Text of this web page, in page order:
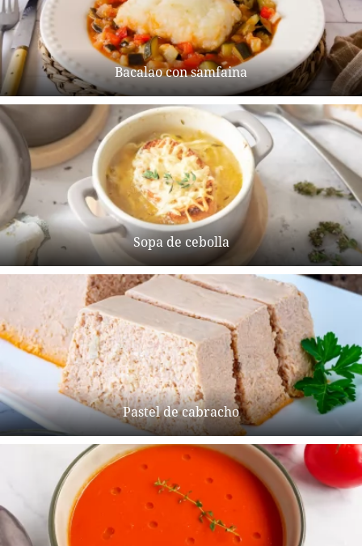
Bacalao con samfaina
Sopa de cebolla
Pastel de cabracho